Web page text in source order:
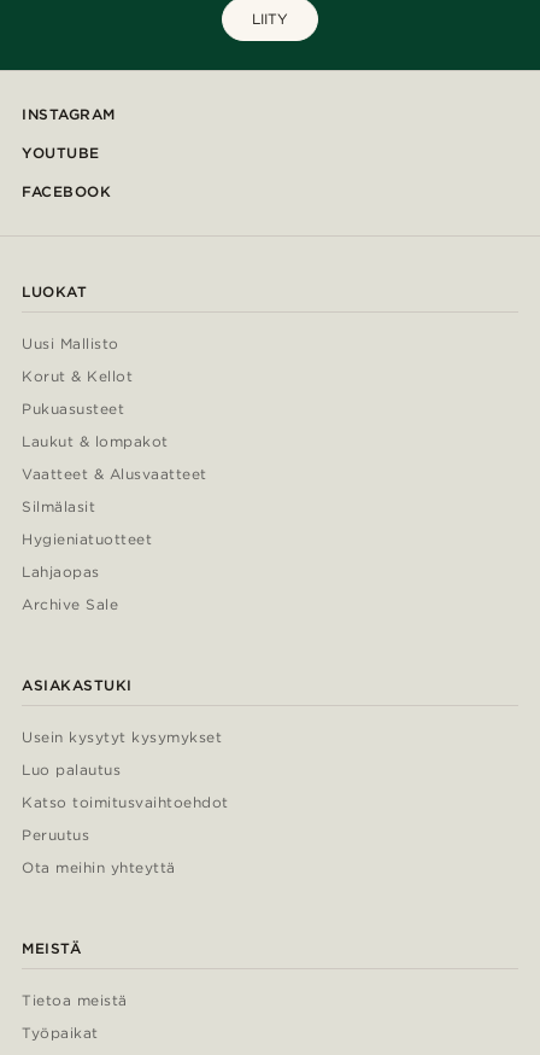
LIITY
INSTAGRAM
YOUTUBE
FACEBOOK
LUOKAT
Uusi Mallisto
Korut & Kellot
Pukuasusteet
Laukut & lompakot
Vaatteet & Alusvaatteet
Silmälasit
Hygieniatuotteet
Lahjaopas
Archive Sale
ASIAKASTUKI
Usein kysytyt kysymykset
Luo palautus
Katso toimitusvaihtoehdot
Peruutus
Ota meihin yhteyttä
MEISTÄ
Tietoa meistä
Työpaikat